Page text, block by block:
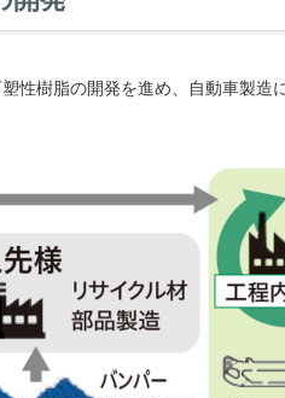
性樹脂の開発を進め、自動車製造